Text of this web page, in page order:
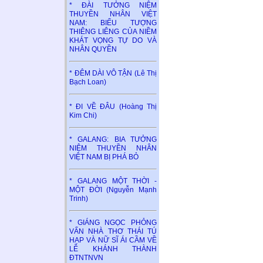
* ĐÀI TƯỞNG NIỆM
THUYỀN NHÂN VIỆT
NAM: BIỂU TƯỢNG
THIÊNG LIÊNG CỦA NIỀM
KHÁT VỌNG TỰ DO VÀ
NHÂN QUYỀN
* ĐÊM DÀI VÔ TẬN (Lê Thị
Bạch Loan)
* ĐI VỀ ĐÂU (Hoàng Thị
Kim Chi)
* GALANG: BIA TƯỞNG
NIỆM THUYỀN NHÂN
VIỆT NAM BỊ PHÁ BỎ
* GALANG MỘT THỜI -
MỘT ĐỜI (Nguyễn Mạnh
Trinh)
* GIÁNG NGỌC PHỎNG
VẤN NHÀ THƠ THÁI TÚ
HẠP VÀ NỮ SĨ ÁI CẦM VỀ
LỄ KHÁNH THÀNH
ĐTNTNVN